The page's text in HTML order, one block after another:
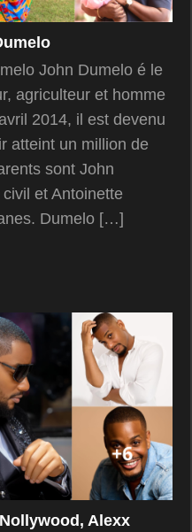
John Dumelo é le
agriculteur et homme
2014, il est devenu
atteint un million de
sont John
et Antoinette
Dumelo […]
Alexx